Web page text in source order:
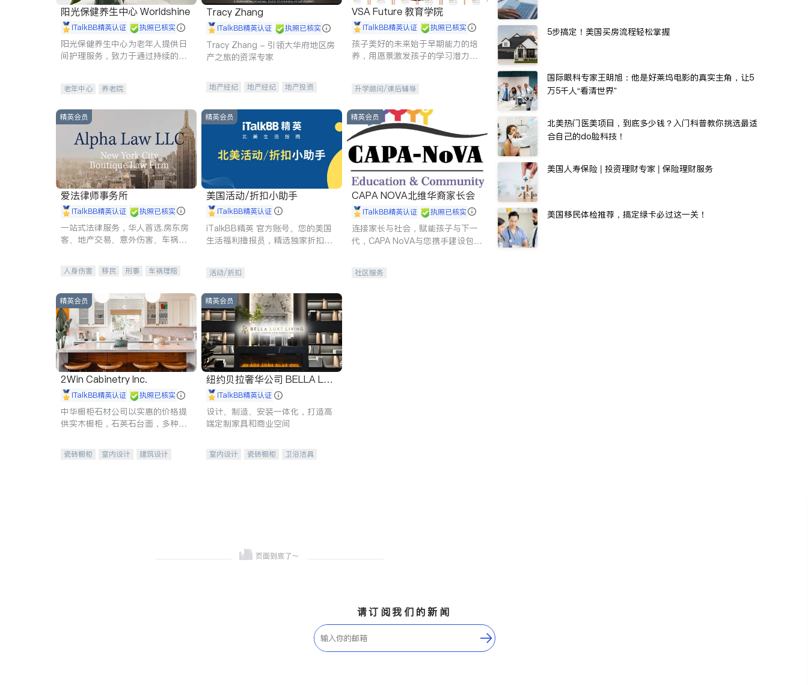
阳光保健养生中心 Worldshine
iTalkBB精英认证 执照已核实
阳光保健养生中心为老年人提供日
间护理服务，致力于通过持续的护
老年中心 养老院
Tracy Zhang
iTalkBB精英认证 执照已核实
Tracy Zhang - 引领大华府地区房
产之旅的资深专家
地产经纪 地产经纪
地产投资
VSA Future 教育学院
iTalkBB精英认证 执照已核实
孩子美好的未来始于早期能力的培
养，用愿景激发孩子的学习潜力和
升学顾问/课后辅导
精英会员
爱法律师事务所
iTalkBB精英认证 执照已核实
一站式法律服务，华人首选.房东房
客、地产交易、意外伤害、车祸重
人身伤害 移民 刑事
车祸理赔
商标注册
索赔 律师-其它 保释
精英会员
美国活动/折扣小助手
iTalkBB精英认证
iTalkBB精英 官方账号。您的美国
生活福利播报员，精选独家折扣、
活动/折扣
精英会员
CAPA NOVA北维华裔家长会
iTalkBB精英认证 执照已核实
连接家长与社会，赋能孩子与下一
代，CAPA NoVA与您携手建设包
社区服务
精英会员
2Win Cabinetry Inc.
iTalkBB精英认证 执照已核实
中华橱柜石材公司以实惠的价格提
供实木橱柜，石英石台面，多种优
机。品质厨房，家的选择。
瓷砖橱柜 室内设计
建筑设计
精英会员
纽约贝拉奢华公司 BELLA LUX
E iTalkBB精英认证
设计、制造、安装一体化，打造高
端定制家具和商业空间
室内设计 瓷砖橱柜
卫浴洁具
5步搞定！美国买房流程轻松掌握
国际眼科专家王明旭：他是好莱坞电影的真实主角，让5
万5千人“看清世界”
北美热门医美项目，到底多少钱？入门科普教你挑选最适
合自己的do脸科技！
美国人寿保险 | 投资理财专家 | 保险理财服务
美国移民体检推荐，搞定绿卡必过这一关！
请订阅我们的新闻